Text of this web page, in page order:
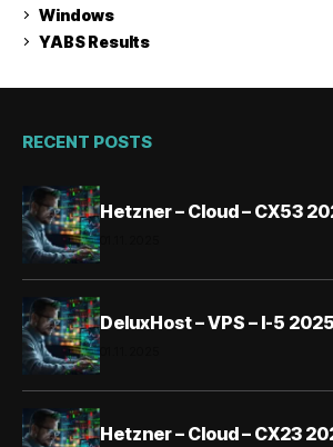
Windows
YABS Results
RECENT POSTS
Hetzner – Cloud – CX53
DeluxHost – VPS – I-5
Hetzner – Cloud – CX23